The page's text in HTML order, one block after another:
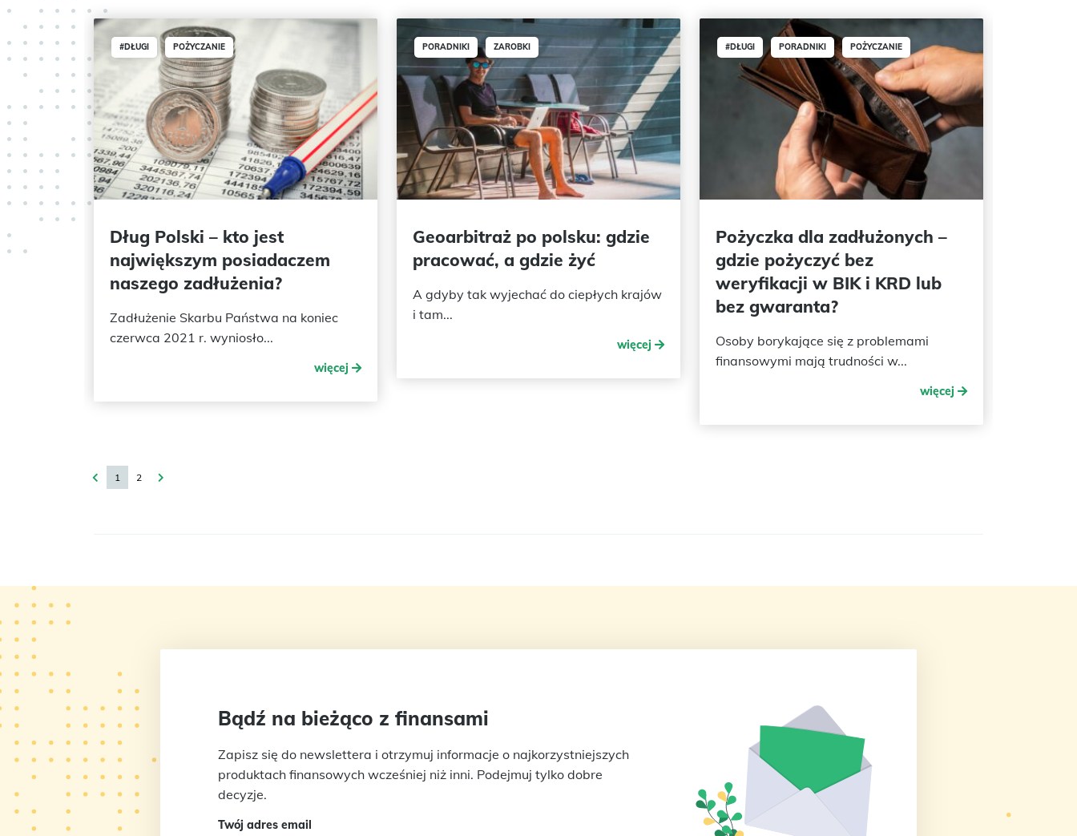
#DŁUGI POŻYCZANIE
Dług Polski – kto jest
największym posiadaczem
naszego zadłużenia?
Zadłużenie Skarbu Państwa na koniec
czerwca 2021 r. wyniosło...
więcej
PORADNIKI ZAROBKI
Geoarbitraż po polsku: gdzie
pracować, a gdzie żyć
A gdyby tak wyjechać do ciepłych krajów
i tam...
więcej
#DŁUGI PORADNIKI POŻYCZANIE
Pożyczka dla zadłużonych –
gdzie pożyczyć bez
weryfikacji w BIK i KRD lub
bez gwaranta?
Osoby borykające się z problemami
finansowymi mają trudności w...
więcej
1 2
Bądź na bieżąco z finansami
Zapisz się do newslettera i otrzymuj informacje o najkorzystniejszych
produktach finansowych wcześniej niż inni. Podejmuj tylko dobre
decyzje.
Twój adres email